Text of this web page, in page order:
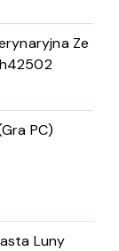
Ze
PC)
Luny